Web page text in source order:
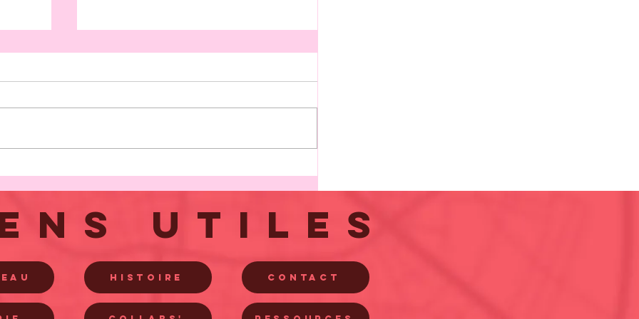
Table ronde avec les Urbanistes
UTILEs
HISTOIRE CONTACT